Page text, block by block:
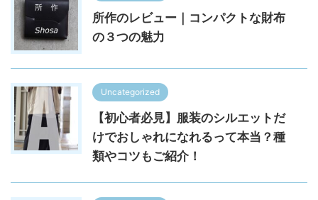
所作のレビュー｜コンパクトな財布
の３つの魅力
Uncategorized
【初心者必見】服装のシルエットだ
けでおしゃれになれるって本当？種
類やコツもご紹介！